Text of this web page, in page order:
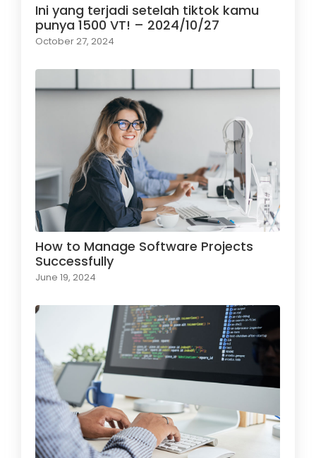
Ini yang terjadi setelah tiktok kamu
punya 1500 VT! – 2024/10/27
October 27, 2024
How to Manage Software Projects
Successfully
June 19, 2024